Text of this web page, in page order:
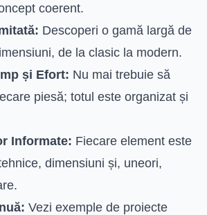
coerent.
Descoperi o gamă largă de
de la clasic la modern.
și Efort: Nu mai trebuie să
piesă; totul este organizat și
Informate: Fiecare element este
dimensiuni și, uneori,
Vezi exemple de proiecte